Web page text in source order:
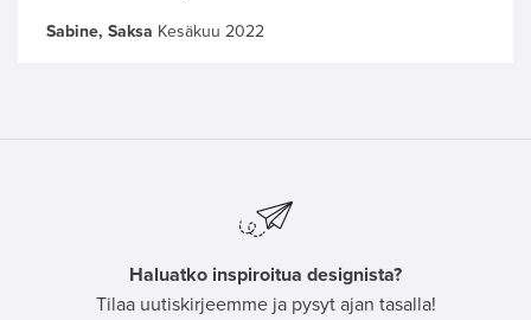
Sabine, Saksa Kesäkuu 2022
Haluatko inspiroitua designista?
Tilaa uutiskirjeemme ja pysyt ajan tasalla!